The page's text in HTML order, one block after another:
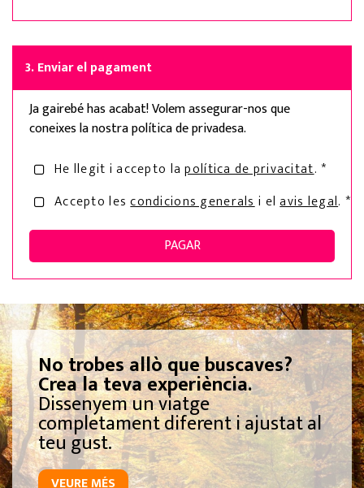
3. Enviar el pagament
Ja gairebé has acabat! Volem assegurar-nos que
coneixes la nostra política de privadesa.
He llegit i accepto lapolítica de privacitat. *
Accepto lescondicions generalsi elavis legal. *
PAGAR
No trobes allò que buscaves?
Crea la teva experiència.
Dissenyem un viatge
completament diferent i ajustat al
teu gust.